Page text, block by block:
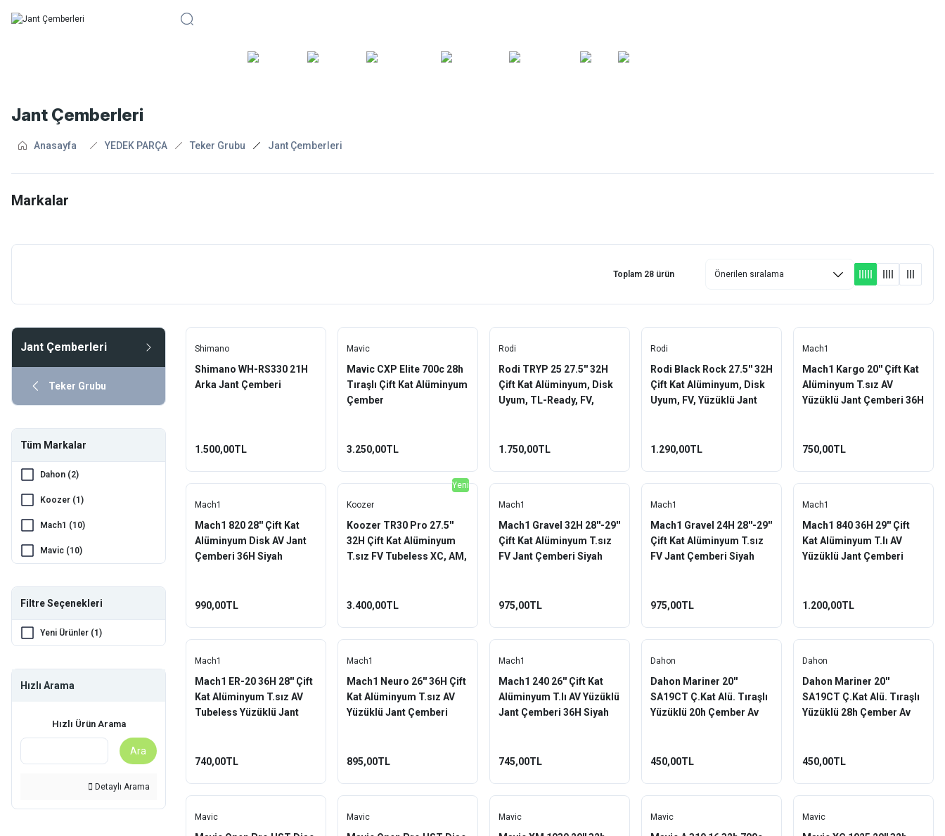
BİSİKLET AKSESUARLAR ASKI/TAŞIMA TAMİR/BAKIM GİYİM
Jant Çemberleri
Anasayfa YEDEK PARÇA Teker Grubu Jant Çemberleri
Markalar
Rodi
Toplam 28 ürün
Jant Çemberleri
Teker Grubu
Tüm Markalar
Dahon (2)
Koozer (1)
Mach1 (10)
Mavic (10)
Shimano (2)
Filtre Seçenekleri
Yeni Ürünler (1)
Hızlı Arama
Hızlı Ürün Arama
Ara
Detaylı Arama
Shimano
Shimano WH-RS330 21H
Arka Jant Çemberi
1.500,00TL
Mavic
Mavic CXP Elite 700c 28h
Tıraşlı Çift Kat Alüminyum
Çember
3.250,00TL
Rodi
Rodi TRYP 25 27.5'' 32H
Çift Kat Alüminyum, Disk
Uyum, TL-Ready, FV,
1.750,00TL
Rodi
Rodi Black Rock 27.5'' 32H
Çift Kat Alüminyum, Disk
Uyum, FV, Yüzüklü Jant
1.290,00TL
Mach1
Mach1 Kargo 20'' Çift Kat
Alüminyum T.sız AV
Yüzüklü Jant Çemberi 36H
750,00TL
Mach1
Mach1 820 28'' Çift Kat
Alüminyum Disk AV Jant
Çemberi 36H Siyah
990,00TL
Yeni
Koozer
Koozer TR30 Pro 27.5''
32H Çift Kat Alüminyum
T.sız FV Tubeless XC, AM,
3.400,00TL
Mach1
Mach1 Gravel 32H 28''-29''
Çift Kat Alüminyum T.sız
FV Jant Çemberi Siyah
975,00TL
Mach1
Mach1 Gravel 24H 28''-29''
Çift Kat Alüminyum T.sız
FV Jant Çemberi Siyah
975,00TL
Mach1
Mach1 840 36H 29'' Çift
Kat Alüminyum T.lı AV
Yüzüklü Jant Çemberi
1.200,00TL
Mach1
Mach1 ER-20 36H 28'' Çift
Kat Alüminyum T.sız AV
Tubeless Yüzüklü Jant
740,00TL
Mach1
Mach1 Neuro 26'' 36H Çift
Kat Alüminyum T.sız AV
Yüzüklü Jant Çemberi
895,00TL
Mach1
Mach1 240 26'' Çift Kat
Alüminyum T.lı AV Yüzüklü
Jant Çemberi 36H Siyah
745,00TL
Dahon
Dahon Mariner 20''
SA19CT Ç.Kat Alü. Tıraşlı
Yüzüklü 20h Çember Av
450,00TL
Dahon
Dahon Mariner 20''
SA19CT Ç.Kat Alü. Tıraşlı
Yüzüklü 28h Çember Av
450,00TL
Mavic Mavic Mavic Mavic Mavic